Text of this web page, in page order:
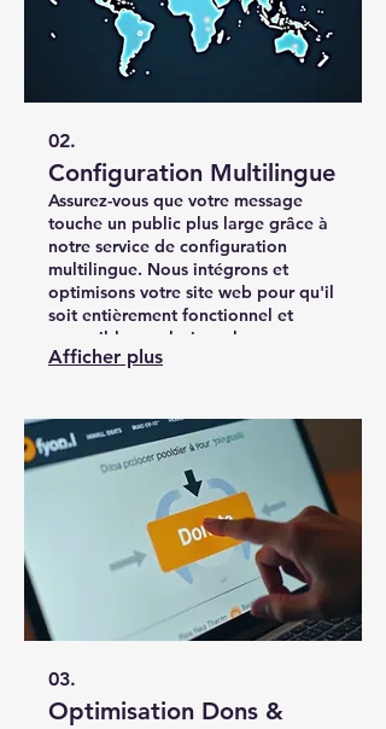
02.
Configuration Multilingue
Assurez-vous que votre message
touche un public plus large grâce à
notre service de configuration
multilingue. Nous intégrons et
optimisons votre site web pour qu'il
soit entièrement fonctionnel et
accessible en plusieurs langues,
facilitant ainsi la collecte de fonds
Afficher plus
03.
Optimisation Dons &